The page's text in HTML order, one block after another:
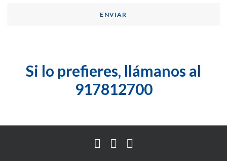
Si lo prefieres, llámanos al
917812700